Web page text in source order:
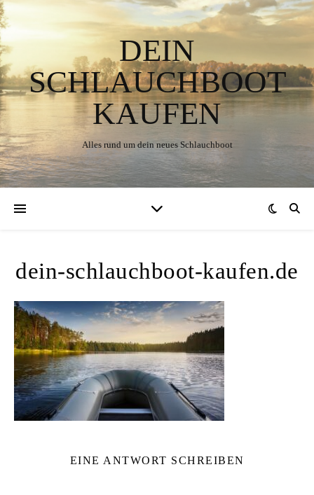
DEIN
SCHLAUCHBOOT
KAUFEN
Alles rund um dein neues Schlauchboot
dein-schlauchboot-kaufen.de
EINE ANTWORT SCHREIBEN